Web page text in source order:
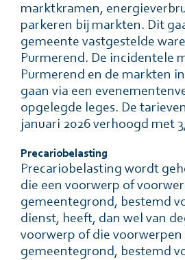
marktkramen,
parkeren bĳ markten. Dit
gemeente vastgestelde
Purmerend. De incidentele
Purmerend en de markten
gaan via een
opgelegde leges. De
januari 2026 verhoogd met
Precariobelasting
Precariobelasting wordt
die een voorwerp of
gemeentegrond, bestemd
dienst, heeft, dan wel van
voorwerp of die voorwerpen
gemeentegrond, bestemd